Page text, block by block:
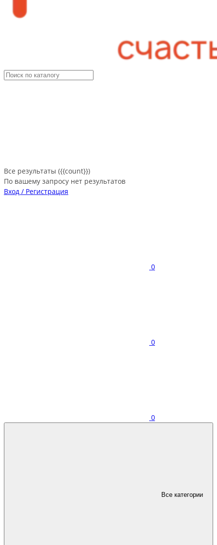
Все результаты ({{count}})
По вашему запросу нет результатов
Вход / Регистрация
0
0
0
Все категории